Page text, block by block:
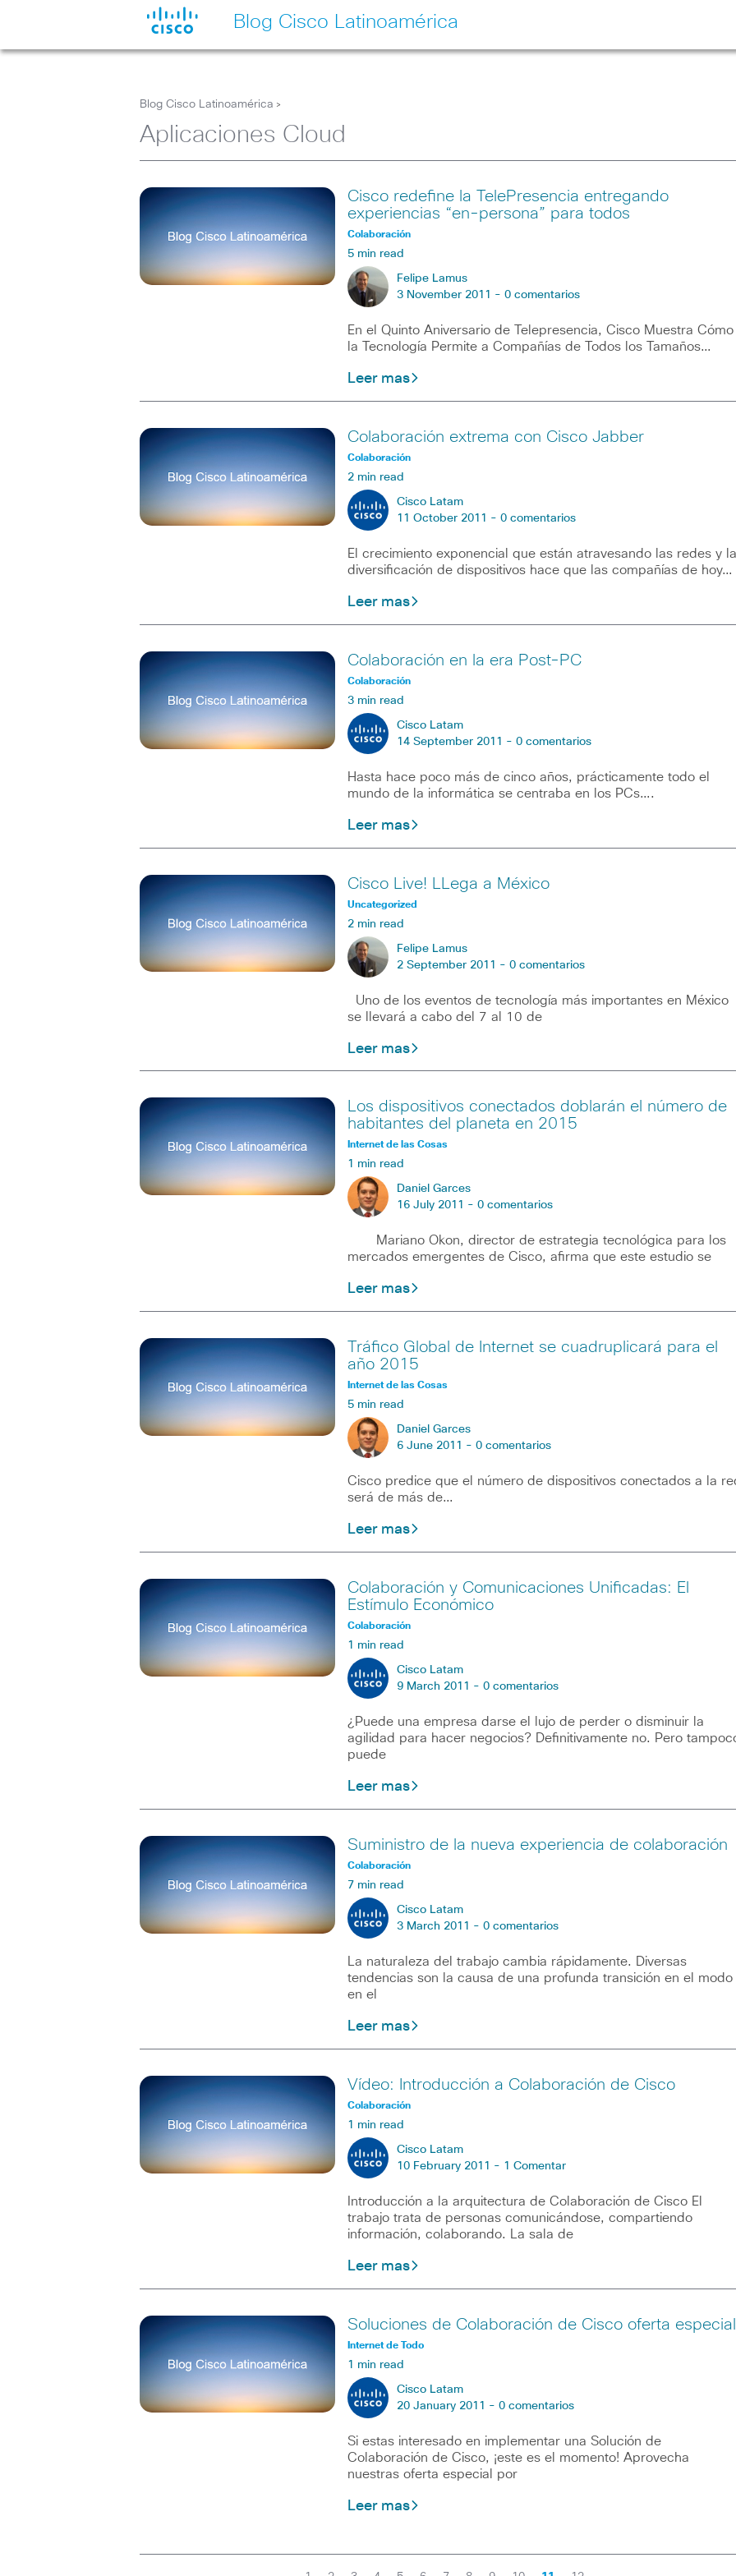
Blog Cisco Latinoamérica
Blog Cisco Latinoamérica >
Aplicaciones Cloud
Cisco redefine la TelePresencia entregando
experiencias “en-persona” para todos
Colaboración
5 min read
Felipe Lamus
3 November 2011 - 0 comentarios
En el Quinto Aniversario de Telepresencia, Cisco Muestra Cómo
la Tecnología Permite a Compañías de Todos los Tamaños…
Leer mas
Colaboración extrema con Cisco Jabber
Colaboración
2 min read
Cisco Latam
11 October 2011 - 0 comentarios
El crecimiento exponencial que están atravesando las redes y la
diversificación de dispositivos hace que las compañías de hoy…
Leer mas
Colaboración en la era Post-PC
Colaboración
3 min read
Cisco Latam
14 September 2011 - 0 comentarios
Hasta hace poco más de cinco años, prácticamente todo el
mundo de la informática se centraba en los PCs….
Leer mas
Cisco Live! LLega a México
Uncategorized
2 min read
Felipe Lamus
2 September 2011 - 0 comentarios
Uno de los eventos de tecnología más importantes en México
se llevará a cabo del 7 al 10 de
Leer mas
Los dispositivos conectados doblarán el número de
habitantes del planeta en 2015
Internet de las Cosas
1 min read
Daniel Garces
16 July 2011 - 0 comentarios
Mariano Okon, director de estrategia tecnológica para los
mercados emergentes de Cisco, afirma que este estudio se
Leer mas
Tráfico Global de Internet se cuadruplicará para el
año 2015
Internet de las Cosas
5 min read
Daniel Garces
6 June 2011 - 0 comentarios
Cisco predice que el número de dispositivos conectados a la
será de más de…
Leer mas
Colaboración y Comunicaciones Unificadas: El
Estímulo Económico
Colaboración
1 min read
Cisco Latam
9 March 2011 - 0 comentarios
¿Puede una empresa darse el lujo de perder o disminuir la
agilidad para hacer negocios? Definitivamente no. Pero
puede
Leer mas
Suministro de la nueva experiencia de colaboración
Colaboración
7 min read
Cisco Latam
3 March 2011 - 0 comentarios
La naturaleza del trabajo cambia rápidamente. Diversas
tendencias son la causa de una profunda transición en el modo
en el
Leer mas
Vídeo: Introducción a Colaboración de Cisco
Colaboración
1 min read
Cisco Latam
10 February 2011 - 1 Comentar
Introducción a la arquitectura de Colaboración de Cisco El
trabajo trata de personas comunicándose, compartiendo
información, colaborando. La sala de
Leer mas
Soluciones de Colaboración de Cisco oferta especial
Internet de Todo
1 min read
Cisco Latam
20 January 2011 - 0 comentarios
Si estas interesado en implementar una Solución de
Colaboración de Cisco, ¡este es el momento! Aprovecha
nuestras oferta especial por
Leer mas